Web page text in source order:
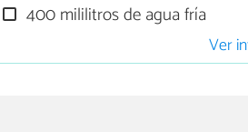
400 mililitros de agua fría
Ver